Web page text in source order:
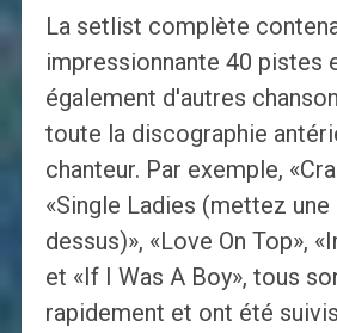
La setlist complète
impressionnante 40 pistes
également d'autres
toute la discographie
chanteur. Par exemple,
«Single Ladies (mettez une
dessus)», «Love On Top»,
et «If I Was A Boy», tous
rapidement et ont été